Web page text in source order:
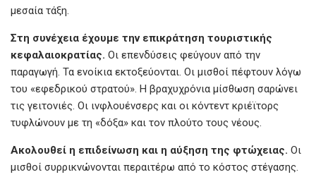
μεσαία τάξη.
Στη συνέχεια έχουμε την επικράτηση τουριστικής
κεφαλαιοκρατίας. Οι επενδύσεις φεύγουν από την
παραγωγή. Τα ενοίκια εκτοξεύονται. Οι μισθοί πέφτουν λόγω
του «εφεδρικού στρατού». Η βραχυχρόνια μίσθωση σαρώνει
τις γειτονιές. Οι ινφλουένσερς και οι κόντεντ κριέϊτορς
τυφλώνουν με τη «δόξα» και τον πλούτο τους νέους.
Ακολουθεί η επιδείνωση και η αύξηση της φτώχειας. Οι
μισθοί συρρικνώνονται περαιτέρω από το κόστος στέγασης.